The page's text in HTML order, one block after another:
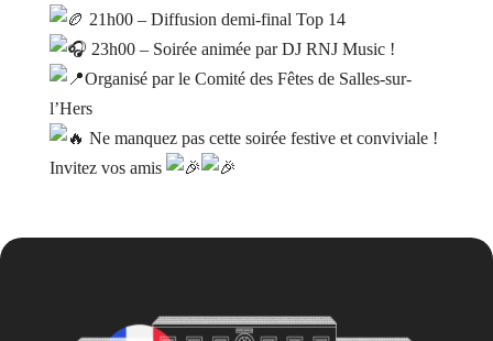
21h00 – Diffusion demi-final Top 14
23h00 – Soirée animée par DJ RNJ Music !
Organisé par le Comité des Fêtes de Salles-sur-
l’Hers
Ne manquez pas cette soirée festive et conviviale !
Invitez vos amis